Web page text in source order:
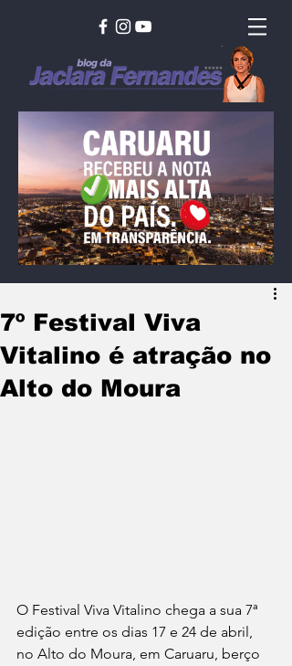
7º Festival Viva
Vitalino é atração no
Alto do Moura
O Festival Viva Vitalino chega a sua 7ª
edição entre os dias 17 e 24 de abril,
no Alto do Moura, em Caruaru, berço